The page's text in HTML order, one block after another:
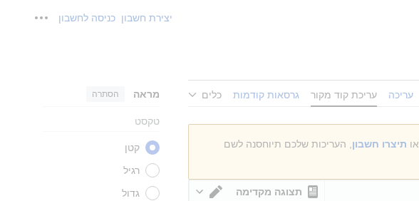
יצירת חשבון כניסה לחשבון כלים
עריכה עריכת קוד מקור גרסאות קודמות כלים מראה הסתרה
טקסט
קטן
רגיל
גדול
או תיצרו חשבון , העריכות שלכם תיוחסנה לשם
תצוגה מקדימה